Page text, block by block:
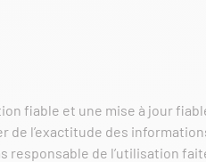
fiable et une mise à jour
de l’exactitude des
responsable de l’utilisation